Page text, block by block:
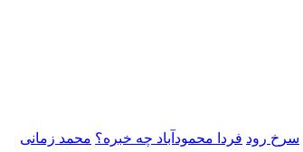
سرخ رود فردا محمودآباد چه خبره؟ محمد زمانی